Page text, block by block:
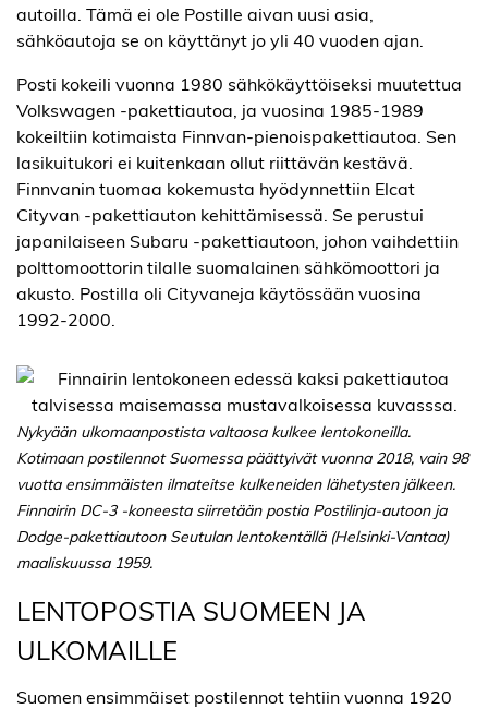
autoilla. Tämä ei ole Postille aivan uusi asia,
sähköautoja se on käyttänyt jo yli 40 vuoden ajan.
Posti kokeili vuonna 1980 sähkökäyttöiseksi muutettua
Volkswagen -pakettiautoa, ja vuosina 1985-1989
kokeiltiin kotimaista Finnvan-pienoispakettiautoa. Sen
lasikuitukori ei kuitenkaan ollut riittävän kestävä.
Finnvanin tuomaa kokemusta hyödynnettiin Elcat
Cityvan -pakettiauton kehittämisessä. Se perustui
japanilaiseen Subaru -pakettiautoon, johon vaihdettiin
polttomoottorin tilalle suomalainen sähkömoottori ja
akusto. Postilla oli Cityvaneja käytössään vuosina
1992-2000.
Nykyään ulkomaanpostista valtaosa kulkee lentokoneilla.
Kotimaan postilennot Suomessa päättyivät vuonna 2018, vain 98
vuotta ensimmäisten ilmateitse kulkeneiden lähetysten jälkeen.
Finnairin DC-3 -koneesta siirretään postia Postilinja-autoon ja
Dodge-pakettiautoon Seutulan lentokentällä (Helsinki-Vantaa)
maaliskuussa 1959.
LENTOPOSTIA SUOMEEN JA
ULKOMAILLE
Suomen ensimmäiset postilennot tehtiin vuonna 1920